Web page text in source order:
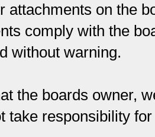
attachments on the
comply with the
without warning.
the boards owner,
take responsibility